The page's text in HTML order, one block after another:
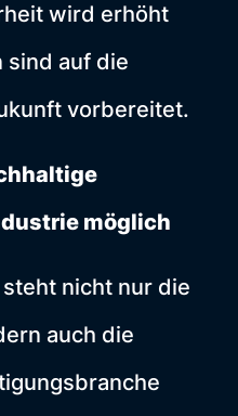
wird erhöht
sind auf die
vorbereitet.
möglich
nicht nur die
auch die